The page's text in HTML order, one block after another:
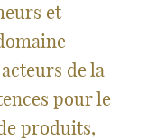
et
de la
pour le
produits,